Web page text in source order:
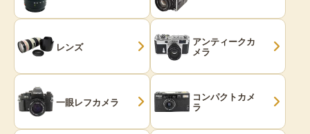
レンズ アンティークカ
メラ
一眼レフカメラ コンパクトカメ
ラ